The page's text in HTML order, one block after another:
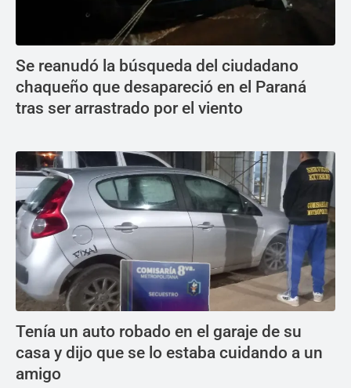
Se reanudó la búsqueda del ciudadano
chaqueño que desapareció en el Paraná
tras ser arrastrado por el viento
Tenía un auto robado en el garaje de su
casa y dijo que se lo estaba cuidando a un
amigo